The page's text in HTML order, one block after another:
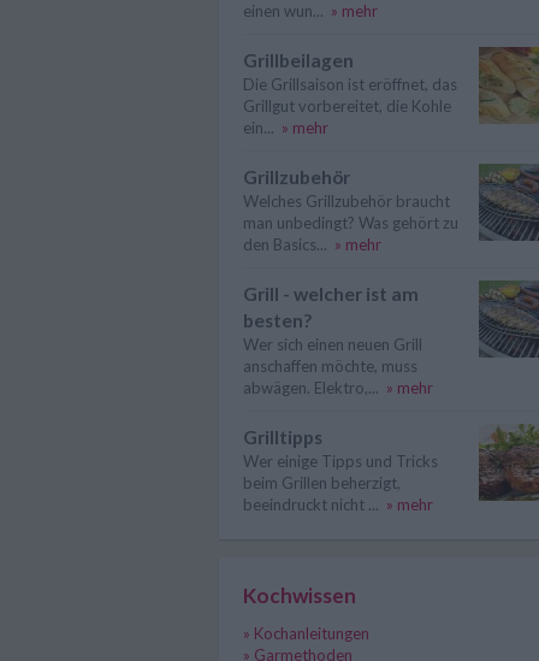
einen wun... » mehr
Grillbeilagen
Die Grillsaison ist eröffnet, das
Grillgut vorbereitet, die Kohle
ein... » mehr
Grillzubehör
Welches Grillzubehör braucht
man unbedingt? Was gehört zu
den Basics... » mehr
Grill - welcher ist am
besten?
Wer sich einen neuen Grill
anschaffen möchte, muss
abwägen. Elektro,... » mehr
Grilltipps
Wer einige Tipps und Tricks
beim Grillen beherzigt,
beeindruckt nicht ... » mehr
Kochwissen
» Kochanleitungen
» Garmethoden